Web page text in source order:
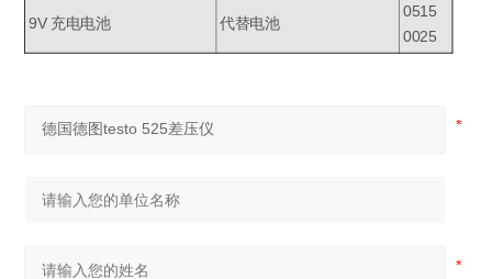
9V 充电电池 代替电池
0515
0025